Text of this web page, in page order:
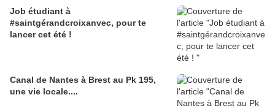
Job étudiant à
#saintgérandcroixanvec, pour te
lancer cet été !
Canal de Nantes à Brest au Pk 195,
une vie locale....